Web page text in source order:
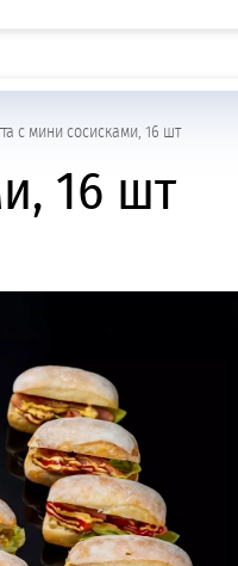
с мини сосисками, 16 шт
16 шт